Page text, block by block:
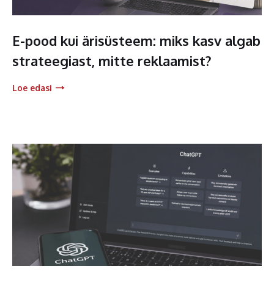
E-pood kui ärisüsteem: miks kasv algab
strateegiast, mitte reklaamist?
Loe edasi